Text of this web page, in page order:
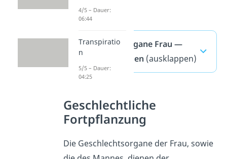
Geschlechtsorgane Frau —
häufigste Fragen (ausklappen)
Geschlechtliche
Fortpflanzung
Die Geschlechtsorgane der Frau, sowie
4/5 – Dauer:
06:44
Transpiratio
n
5/5 – Dauer:
04:25